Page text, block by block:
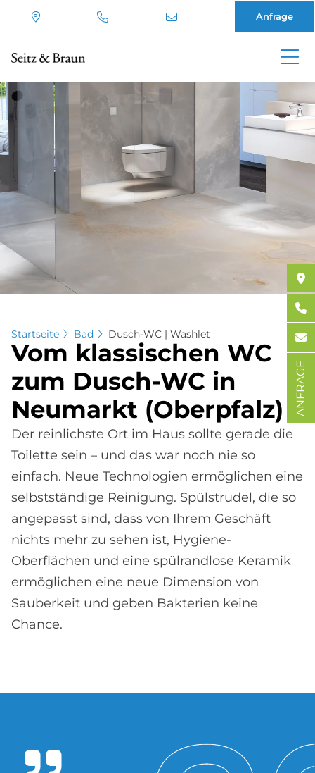
Direkt
zum
Inhalt
Anfrage
Startseite Bad Dusch-WC | Washlet
Vom klas­si­schen WC
zum Dusch-WC in
Neu­mar­kt (Ober­pfalz)
Der reinlichste Ort im Haus sollte gerade die
Toilette sein – und das war noch nie so
einfach. Neue Technologien ermöglichen eine
selbstständige Reinigung. Spülstrudel, die so
angepasst sind, dass von Ihrem Geschäft
nichts mehr zu sehen ist, Hygiene-
Oberflächen und eine spülrandlose Keramik
ermöglichen eine neue Dimension von
Sauberkeit und geben Bakterien keine
Chance.
ANFRAGE